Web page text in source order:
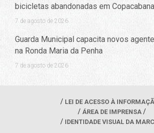
bicicletas abandonadas em Copacabana
7 de agosto de 2026
Guarda Municipal capacita novos
na Ronda Maria da Penha
7 de agosto de 2026
LEI DE ACESSO À
ÁREA DE IMPRENSA
IDENTIDADE VISUAL DA